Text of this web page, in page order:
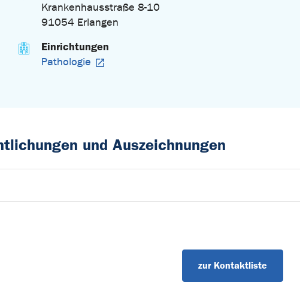
Krankenhausstraße 8-10
91054 Erlangen
Einrichtungen
Pathologie
und Auszeichnungen
zur Kontaktliste